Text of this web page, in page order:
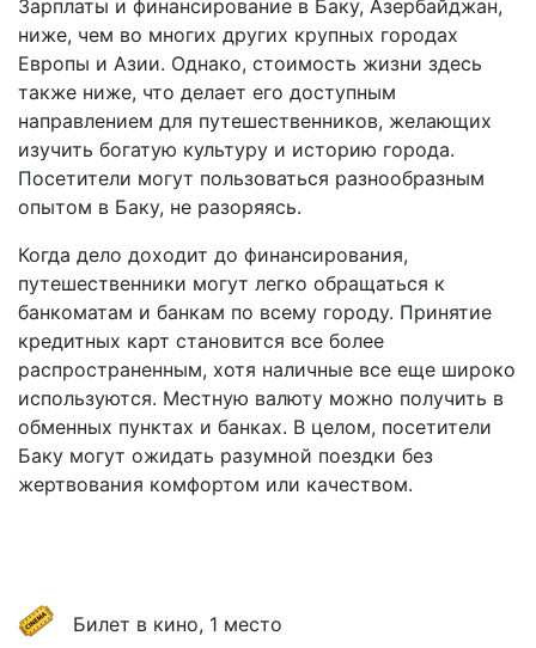
Зарплаты и финансирование в Баку, Азербайджан,
ниже, чем во многих других крупных городах
Европы и Азии. Однако, стоимость жизни здесь
также ниже, что делает его доступным
направлением для путешественников, желающих
изучить богатую культуру и историю города.
Посетители могут пользоваться разнообразным
опытом в Баку, не разоряясь.
Когда дело доходит до финансирования,
путешественники могут легко обращаться к
банкоматам и банкам по всему городу. Принятие
кредитных карт становится все более
распространенным, хотя наличные все еще широко
используются. Местную валюту можно получить в
обменных пунктах и банках. В целом, посетители
Баку могут ожидать разумной поездки без
жертвования комфортом или качеством.
Билет в кино, 1 место